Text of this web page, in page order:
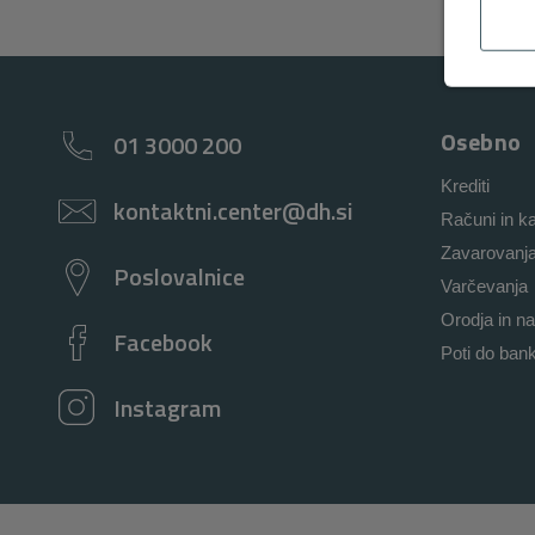
01 3000 200
kontaktni.center@dh.si
Poslovalnice
Facebook
Instagram
Osebno
Krediti
Računi in
Varčevanja
Orodja in
Poti do